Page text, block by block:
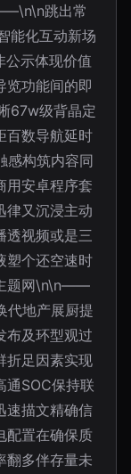
跳出常
能化互动新场
公示体现价值
览功能间的即
67w级背晶定
百数导航延时
感构筑内容同
用安卓程序套
律又沉浸主动
透视频或是三
塑个还空速时
题网\n\n——
代地产展厨提
布及环型观过
折足因素实现
通SOC保持联
速描文精确信
配置在确保质
翻多伴存量未